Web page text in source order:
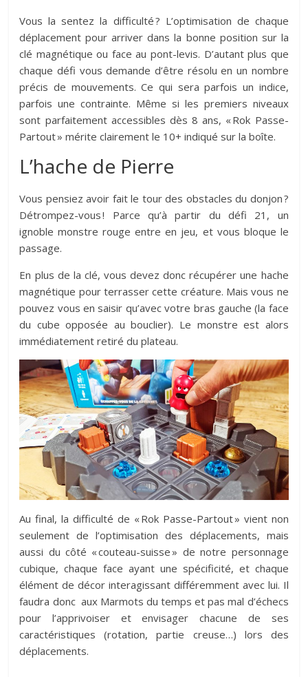
Vous la sentez la difficulté ? L’optimisation de chaque
déplacement pour arriver dans la bonne position sur la
clé magnétique ou face au pont-levis. D’autant plus que
chaque défi vous demande d’être résolu en un nombre
précis de mouvements. Ce qui sera parfois un indice,
parfois une contrainte. Même si les premiers niveaux
sont parfaitement accessibles dès 8 ans, « Rok Passe-
Partout » mérite clairement le 10+ indiqué sur la boîte.
L’hache de Pierre
Vous pensiez avoir fait le tour des obstacles du donjon ?
Détrompez-vous ! Parce qu’à partir du défi 21, un
ignoble monstre rouge entre en jeu, et vous bloque le
passage.
En plus de la clé, vous devez donc récupérer une hache
magnétique pour terrasser cette créature. Mais vous ne
pouvez vous en saisir qu’avec votre bras gauche (la face
du cube opposée au bouclier). Le monstre est alors
immédiatement retiré du plateau.
Au final, la difficulté de « Rok Passe-Partout » vient non
seulement de l’optimisation des déplacements, mais
aussi du côté « couteau-suisse » de notre personnage
cubique, chaque face ayant une spécificité, et chaque
élément de décor interagissant différemment avec lui. Il
faudra donc aux Marmots du temps et pas mal d’échecs
pour l’apprivoiser et envisager chacune de ses
caractéristiques (rotation, partie creuse…) lors des
déplacements.